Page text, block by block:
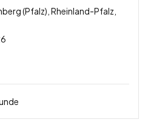
(Pfalz), Rheinland-Pfalz,